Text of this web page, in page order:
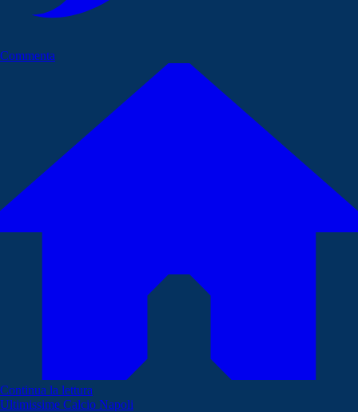
Commenta
Continua la lettura
Ultimissime Calcio Napoli